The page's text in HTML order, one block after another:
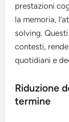
prestazioni
la memoria,
solving.
contesti,
quotidiani e
Riduzione
termine